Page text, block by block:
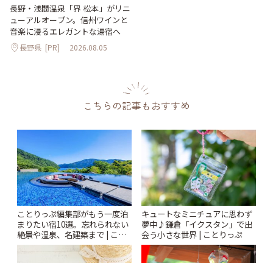
長野・浅間温泉「界 松本」がリニ
ューアルオープン。信州ワインと
音楽に浸るエレガントな湯宿へ
長野県 [PR] 2026.08.05
こちらの記事もおすすめ
ことりっぷ編集部がもう一度泊
まりたい宿10選。忘れられない
絶景や温泉、名建築まで | こと
りっぷ
キュートなミニチュアに思わず
夢中♪鎌倉「イクスタン」で出
会う小さな世界 | ことりっぷ